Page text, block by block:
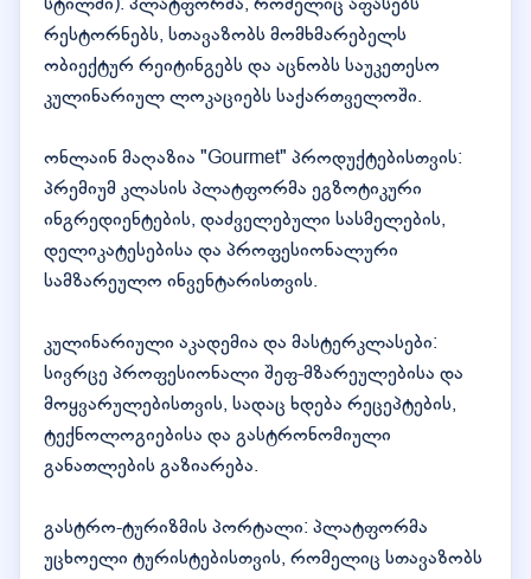
რესტორნებს, სთავაზობს მომხმარებელს
ობიექტურ რეიტინგებს და აცნობს საუკეთესო
კულინარიულ ლოკაციებს საქართველოში.
ონლაინ მაღაზია "Gourmet" პროდუქტებისთვის:
პრემიუმ კლასის პლატფორმა ეგზოტიკური
ინგრედიენტების, დაძველებული სასმელების,
დელიკატესებისა და პროფესიონალური
სამზარეულო ინვენტარისთვის.
კულინარიული აკადემია და მასტერკლასები:
სივრცე პროფესიონალი შეფ-მზარეულებისა და
მოყვარულებისთვის, სადაც ხდება რეცეპტების,
ტექნოლოგიებისა და გასტრონომიული
განათლების გაზიარება.
გასტრო-ტურიზმის პორტალი: პლატფორმა
უცხოელი ტურისტებისთვის, რომელიც სთავაზობს